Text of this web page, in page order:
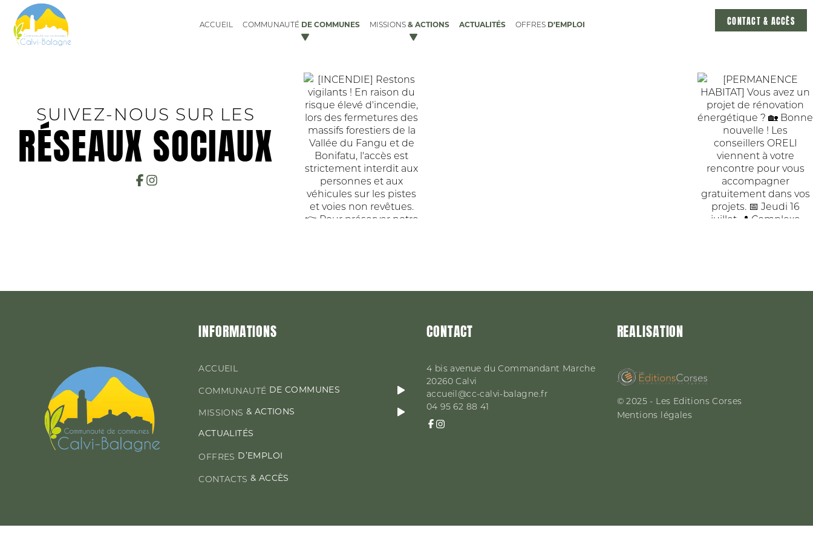
ACCUEIL COMMUNAUTÉ DE COMMUNES
COMMISSIONS
MISSIONS& ACTIONS
AIRE D'ACCUEIL DES GENS DU VOYAGE
ACTUALITÉS OFFRES D’EMPLOI CONTACT & ACCÈS
SUIVEZ-NOUS SUR LES
RÉSEAUX SOCIAUX
INFORMATIONS
ACCUEIL
COMMUNAUTÉ DE COMMUNES
MISSIONS& ACTIONS
ACTUALITÉS
OFFRES D’EMPLOI
CONTACTS& ACCÈS
CONTACT
4 bis avenue du Commandant Marche
20260 Calvi
accueil@cc-calvi-balagne.fr
04 95 62 88 41
REALISATION
© 2025 - Les Editions Corses
Mentions légales